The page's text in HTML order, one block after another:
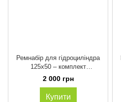
Ремнабір для гідроциліндра
125х50 – комплект
ущільнений.
2 000 грн
Купити